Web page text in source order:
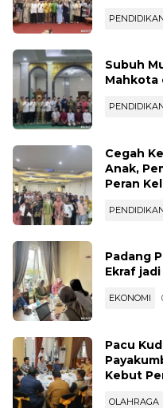
Subuh
Mahkota
Cegah
Anak,
Peran
Padang
Ekraf
EKONOMI
Pacu
Kebut
OLAHRAGA